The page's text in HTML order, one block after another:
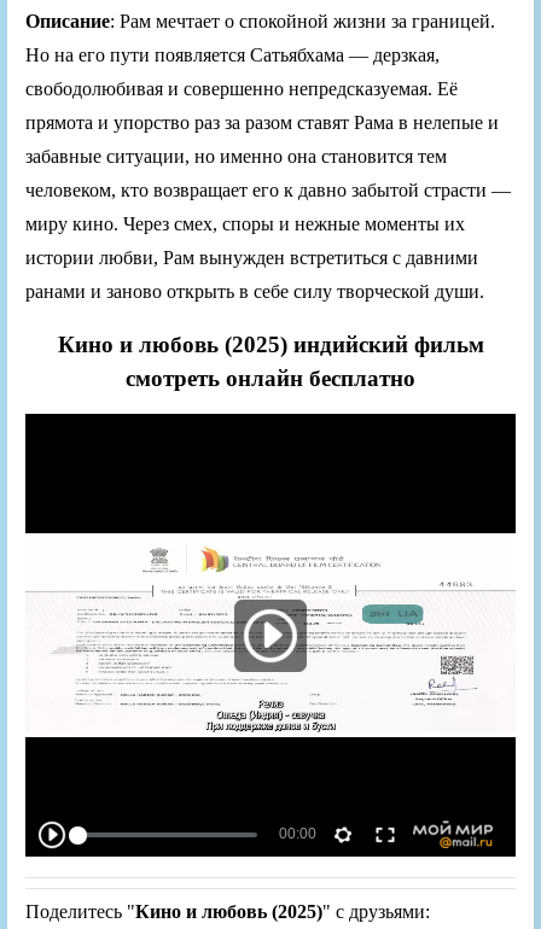
Описание: Рам мечтает о спокойной жизни за границей.
Но на его пути появляется Сатьябхама — дерзкая,
свободолюбивая и совершенно непредсказуемая. Её
прямота и упорство раз за разом ставят Рама в нелепые и
забавные ситуации, но именно она становится тем
человеком, кто возвращает его к давно забытой страсти —
миру кино. Через смех, споры и нежные моменты их
истории любви, Рам вынужден встретиться с давними
ранами и заново открыть в себе силу творческой души.
Кино и любовь (2025) индийский фильм
смотреть онлайн бесплатно
Поделитесь "Кино и любовь (2025)" с друзьями: